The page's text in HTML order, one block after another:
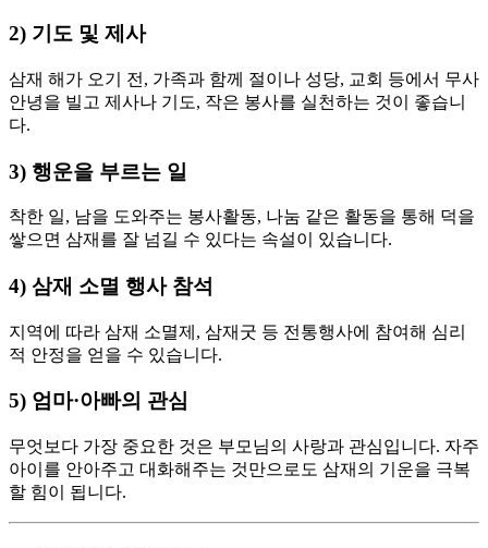
2) 기도 및 제사
삼재 해가 오기 전, 가족과 함께 절이나 성당, 교회 등에서 무사
안녕을 빌고 제사나 기도, 작은 봉사를 실천하는 것이 좋습니
다.
3) 행운을 부르는 일
착한 일, 남을 도와주는 봉사활동, 나눔 같은 활동을 통해 덕을
쌓으면 삼재를 잘 넘길 수 있다는 속설이 있습니다.
4) 삼재 소멸 행사 참석
지역에 따라 삼재 소멸제, 삼재굿 등 전통행사에 참여해 심리
적 안정을 얻을 수 있습니다.
5) 엄마·아빠의 관심
무엇보다 가장 중요한 것은 부모님의 사랑과 관심입니다. 자주
아이를 안아주고 대화해주는 것만으로도 삼재의 기운을 극복
할 힘이 됩니다.